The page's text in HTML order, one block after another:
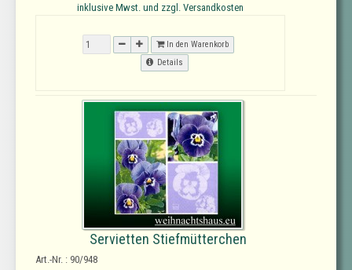
inklusive Mwst. und zzgl. Versandkosten
In den Warenkorb
Details
Servietten Stiefmütterchen
Art.-Nr. : 90/948